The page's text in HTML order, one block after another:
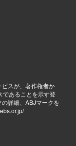
スが、著作権者か
であることを示す登
詳細、ABJマークを